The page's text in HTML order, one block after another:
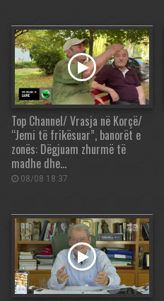
Top Channel/ Vrasja në Korçë/
“Jemi të frikësuar”, banorët e
zonës: Dëgjuam zhurmë të
madhe dhe…
08/08 18:37